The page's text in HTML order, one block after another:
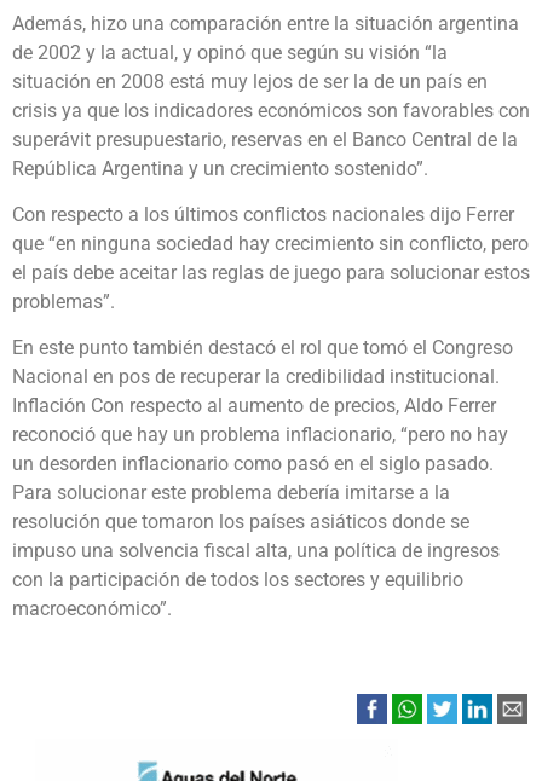
Además, hizo una comparación entre la situación argentina
de 2002 y la actual, y opinó que según su visión “la
situación en 2008 está muy lejos de ser la de un país en
crisis ya que los indicadores económicos son favorables con
superávit presupuestario, reservas en el Banco Central de la
República Argentina y un crecimiento sostenido”.
Con respecto a los últimos conflictos nacionales dijo Ferrer
que “en ninguna sociedad hay crecimiento sin conflicto, pero
el país debe aceitar las reglas de juego para solucionar estos
problemas”.
En este punto también destacó el rol que tomó el Congreso
Nacional en pos de recuperar la credibilidad institucional.
Inflación Con respecto al aumento de precios, Aldo Ferrer
reconoció que hay un problema inflacionario, “pero no hay
un desorden inflacionario como pasó en el siglo pasado.
Para solucionar este problema debería imitarse a la
resolución que tomaron los países asiáticos donde se
impuso una solvencia fiscal alta, una política de ingresos
con la participación de todos los sectores y equilibrio
macroeconómico”.